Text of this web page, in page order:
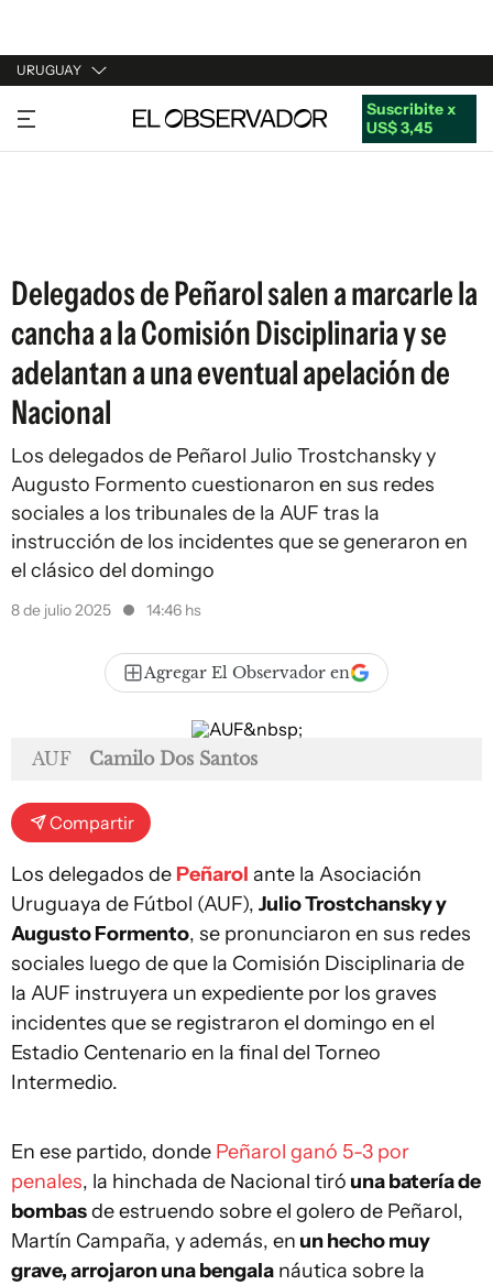
URUGUAY
URUGUAY
ARGENTINA
Suscribite x
US$ 3,45
Delegados de Peñarol salen a marcarle la
cancha a la Comisión Disciplinaria y se
adelantan a una eventual apelación de
Nacional
Los delegados de Peñarol Julio Trostchansky y
Augusto Formento cuestionaron en sus redes
sociales a los tribunales de la AUF tras la
instrucción de los incidentes que se generaron en
el clásico del domingo
8 de julio 2025 14:46 hs
Agregar El Observador en
AUF Camilo Dos Santos
Compartir
Los delegados de Peñarol ante la Asociación
Uruguaya de Fútbol (AUF), Julio Trostchansky y
Augusto Formento, se pronunciaron en sus redes
sociales luego de que la Comisión Disciplinaria de
la AUF instruyera un expediente por los graves
incidentes que se registraron el domingo en el
Estadio Centenario en la final del Torneo
Intermedio.
En ese partido, donde Peñarol ganó 5-3 por
penales, la hinchada de Nacional tiró una batería de
bombasde estruendo sobre el golero de Peñarol,
Martín Campaña, y además, en un hecho muy
grave, arrojaron una bengala náutica sobre la